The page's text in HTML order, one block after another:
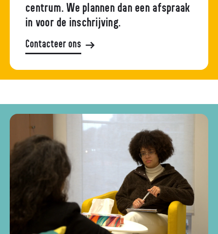
centrum. We plannen dan een afspraak
in voor de inschrijving.
Contacteer ons